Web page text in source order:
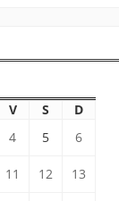
V S
D
4 5 6
11 12 13